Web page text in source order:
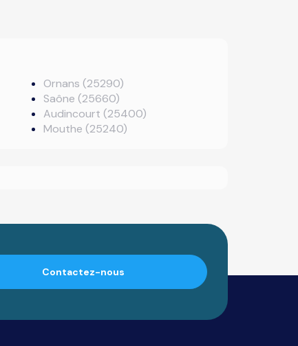
Ornans (25290)
Saône (25660)
Audincourt (25400)
Mouthe (25240)
Contactez-nous